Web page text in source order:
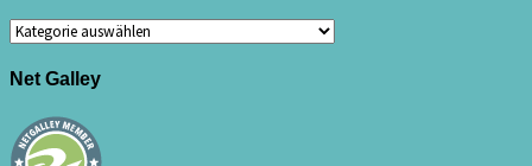
Kategorien
Net Galley